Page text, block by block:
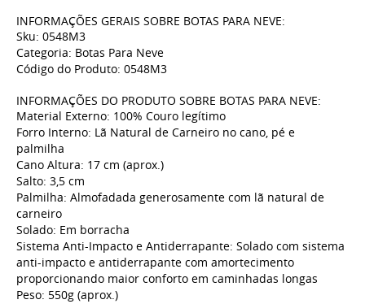
INFORMAÇÕES GERAIS SOBRE BOTAS PARA NEVE:
Sku: 0548M3
Categoria: Botas Para Neve
Código do Produto: 0548M3
INFORMAÇÕES DO PRODUTO SOBRE BOTAS PARA NEVE:
Material Externo: 100% Couro legítimo
Forro Interno: Lã Natural de Carneiro no cano, pé e
palmilha
Cano Altura: 17 cm (aprox.)
Salto: 3,5 cm
Palmilha: Almofadada generosamente com lã natural de
carneiro
Solado: Em borracha
Sistema Anti-Impacto e Antiderrapante: Solado com sistema
anti-impacto e antiderrapante com amortecimento
proporcionando maior conforto em caminhadas longas
Peso: 550g (aprox.)